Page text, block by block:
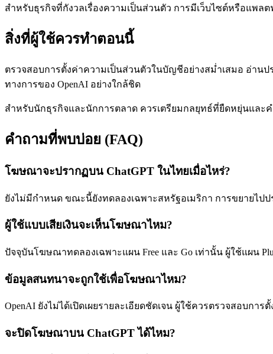
สำหรับธุรกิจที่กังวลเรื่องความเป็นส่วนตัว การมีเว็บไซต์หรือแพล
สิ่งที่ผู้ใช้ควรทำตอนนี้
ตรวจสอบการตั้งค่าความเป็นส่วนตัวในบัญชีอย่างสม่ำเสมอ อ่าน
ทางการของ OpenAI อย่างใกล้ชิด
สำหรับนักธุรกิจและนักการตลาด ควรเตรียมกลยุทธ์ที่ยืดหยุ่นและ
คำถามที่พบบ่อย (FAQ)
โฆษณาจะปรากฏบน ChatGPT ในไทยเมื่อไหร่?
ยังไม่มีกำหนด ขณะนี้ยังทดลองเฉพาะสหรัฐอเมริกา การขยายไป
ผู้ใช้แบบเสียเงินจะเห็นโฆษณาไหม?
ปัจจุบันโฆษณาทดลองเฉพาะแผน Free และ Go เท่านั้น ผู้ใช้แผน
ข้อมูลสนทนาจะถูกใช้เพื่อโฆษณาไหม?
OpenAI ยังไม่ได้เปิดเผยรายละเอียดชัดเจน ผู้ใช้ควรตรวจสอบก
จะปิดโฆษณาบน ChatGPT ได้ไหม?